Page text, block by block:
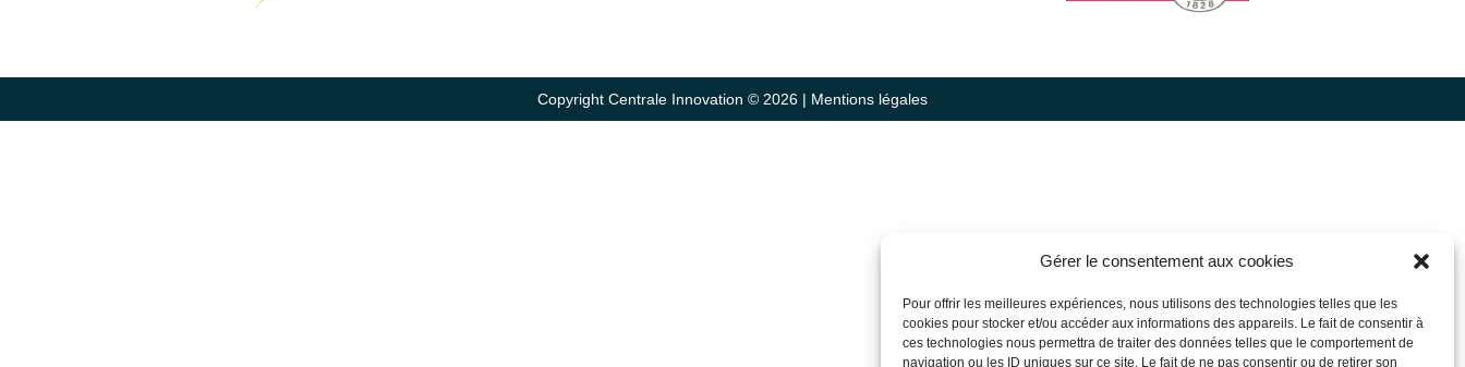
Gérer le consentement aux cookies
Pour offrir les meilleures expériences, nous utilisons des technologies telles que les
cookies pour stocker et/ou accéder aux informations des appareils. Le fait de consentir à
ces technologies nous permettra de traiter des données telles que le comportement de
navigation ou les ID uniques sur ce site. Le fait de ne pas consentir ou de retirer son
Copyright Centrale Innovation © 2026 | Mentions légales